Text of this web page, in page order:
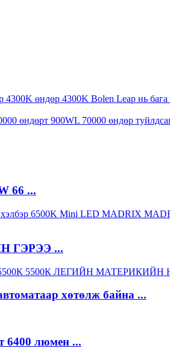
66 ...
ГЭРЭЭ ...
хөтөлж байна ...
6400 люмен ...